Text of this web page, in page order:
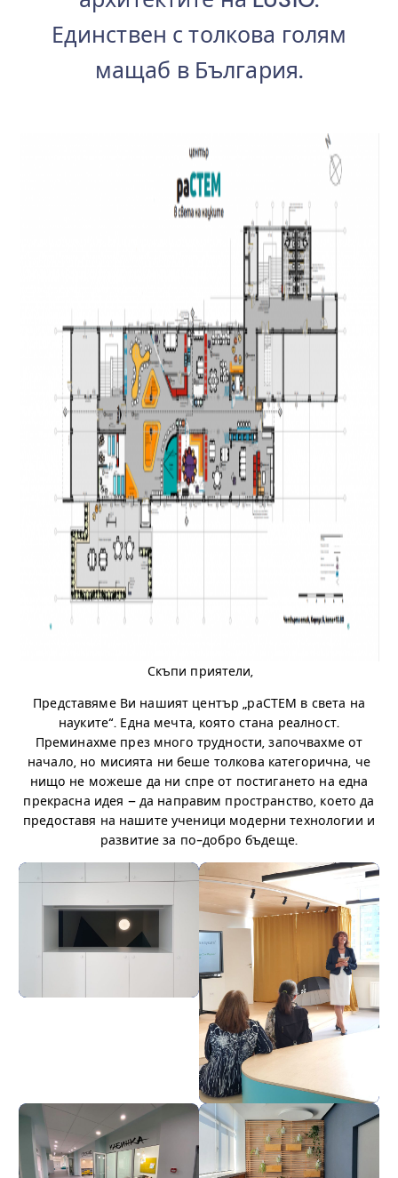
Единствен с толкова голям
мащаб в България.
Скъпи приятели,
Представяме Ви нашият център „раСТЕМ в света на
науките“. Една мечта, която стана реалност.
Преминахме през много трудности, започвахме от
начало, но мисията ни беше толкова категорична, че
нищо не можеше да ни спре от постигането на една
прекрасна идея – да направим пространство, което да
предоставя на нашите ученици модерни технологии и
развитие за по-добро бъдеще.